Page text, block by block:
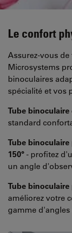
Le confort
Assurez-vous
Microsystems
binoculaires
spécialité et vos
Tube
standard
Tube
150°- profitez
un angle
Tube
améliorez votre
gamme